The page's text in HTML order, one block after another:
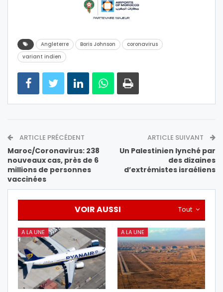
Angleterre Boris Johnson
coronavirus
variant indien
ARTICLE PRÉCÉDENT
Maroc/Coronavirus: 238
nouveaux cas, près de 6
millions de personnes
vaccinées
ARTICLE SUIVANT
Un Palestinien lynché par
des dizaines
d’extrémistes israéliens
Tout
VOIR AUSSI
A LA UNE A LA UNE